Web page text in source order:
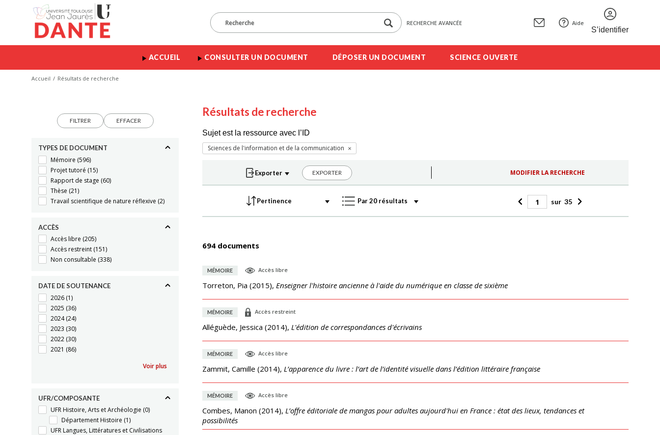
RECHERCHE AVANCÉE Aide
S’identifier
ACCUEIL CONSULTER UN DOCUMENT DÉPOSER UN DOCUMENT SCIENCE OUVERTE
Accueil Résultats de recherche
FILTRER EFFACER
TYPES DE DOCUMENT
Mémoire (596)
Projet tutoré (15)
Rapport de stage (60)
Thèse (21)
Travail scientifique de nature réflexive (2)
ACCÈS
Accès libre (205)
Accès restreint (151)
Non consultable (338)
DATE DE SOUTENANCE
2026 (1)
2025 (36)
2024(24)
2023 (30)
2022 (30)
2021 (86)
Voir plus
UFR/COMPOSANTE
UFR Histoire, Arts et Archéologie (0)
Département Histoire (1)
UFR Langues, Littératures et Civilisations
Résultats de recherche
Sujet est la ressource avec l’ID
Sciences de l'information et de la communication
EXPORTER MODIFIER LA RECHERCHE
sur 35
694 documents
MÉMOIRE Accès libre
Torreton, Pia (2015), Enseigner l'histoire ancienne à l'aide du numérique en classe de sixième
MÉMOIRE Accès restreint
Alléguède, Jessica (2014), L'édition de correspondances d'écrivains
MÉMOIRE Accès libre
Zammit, Camille (2014), L’apparence du livre : l’art de l’identité visuelle dans l’édition littéraire française
MÉMOIRE Accès libre
Combes, Manon (2014), L’offre éditoriale de mangas pour adultes aujourd'hui en France : état des lieux, tendances et
possibilités